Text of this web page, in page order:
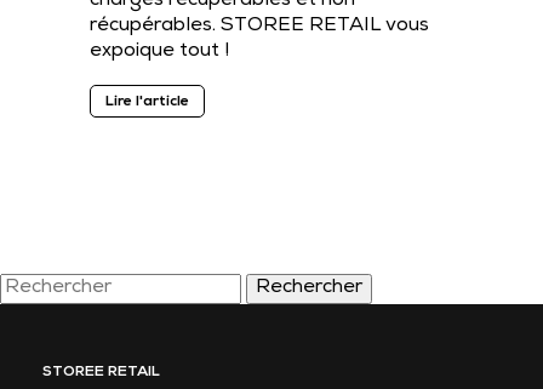
récupérables. STOREE RETAIL vous
expoique tout !
Lire l'article
Rechercher
STOREE RETAIL